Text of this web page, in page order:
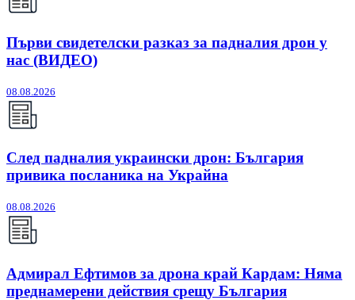
Първи свидетелски разказ за падналия дрон у
нас (ВИДЕО)
08.08.2026
След падналия украински дрон: България
привика посланика на Украйна
08.08.2026
Адмирал Ефтимов за дрона край Кардам: Няма
преднамерени действия срещу България